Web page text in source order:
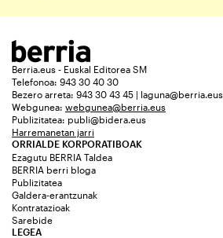
Berria.eus - Euskal Editorea SM
Telefonoa: 943 30 40 30
Bezero arreta: 943 30 43 45 | laguna@berria.eus
Webgunea: webgunea@berria.eus
Publizitatea: publi@bidera.eus
Harremanetan jarri
ORRIALDE KORPORATIBOAK
Ezagutu BERRIA Taldea
BERRIA berri bloga
Publizitatea
Galdera-erantzunak
Kontratazioak
Sarebide
LEGEA